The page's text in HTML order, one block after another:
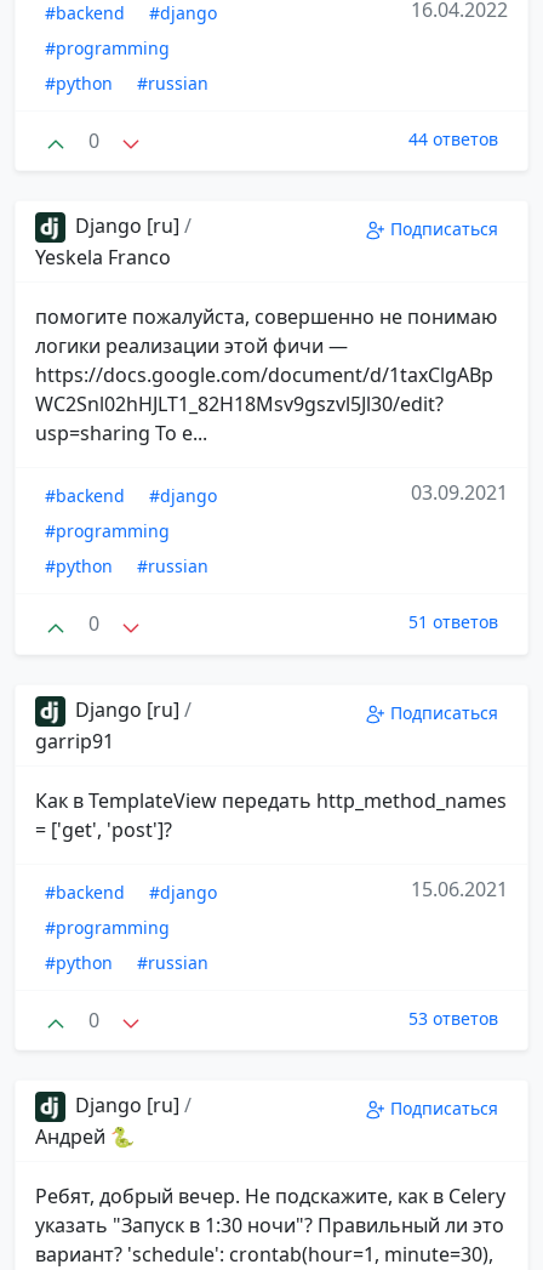
#backend
#django
#programming
#python
#russian
16.04.2022
0 44 ответов
Django [ru] /
Yeskela Franco
Подписаться
помогите пожалуйста, совершенно не понимаю
логики реализации этой фичи —
https://docs.google.com/document/d/1taxClgABp
WC2Snl02hHJLT1_82H18Msv9gszvl5Jl30/edit?
usp=sharing То е...
#backend
#django
#programming
#python
#russian
03.09.2021
0 51 ответов
Django [ru] /
garrip91
Подписаться
Как в TemplateView передать http_method_names
= ['get', 'post']?
#backend
#django
#programming
#python
#russian
15.06.2021
0 53 ответов
Django [ru] /
Андрей 🐍
Подписаться
Ребят, добрый вечер. Не подскажите, как в Celery
указать "Запуск в 1:30 ночи"? Правильный ли это
вариант? 'schedule': crontab(hour=1, minute=30),